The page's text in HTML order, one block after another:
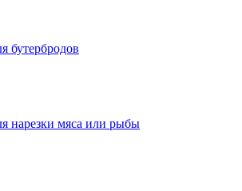
бутербродов
нарезки мяса или рыбы